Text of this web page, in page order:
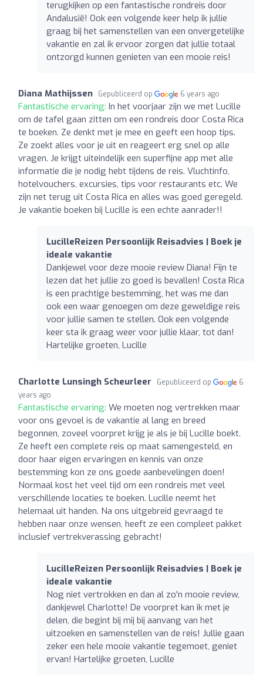
terugkijken op een fantastische rondreis door
Andalusië! Ook een volgende keer help ik jullie
graag bij het samenstellen van een onvergetelijke
vakantie en zal ik ervoor zorgen dat jullie totaal
ontzorgd kunnen genieten van een mooie reis!
Diana Mathijssen Gepubliceerd op 6 years ago
Fantastische ervaring: In het voorjaar zijn we met Lucille
om de tafel gaan zitten om een rondreis door Costa Rica
te boeken. Ze denkt met je mee en geeft een hoop tips.
Ze zoekt alles voor je uit en reageert erg snel op alle
vragen. Je krijgt uiteindelijk een superfijne app met alle
informatie die je nodig hebt tijdens de reis. Vluchtinfo,
hotelvouchers, excursies, tips voor restaurants etc. We
zijn net terug uit Costa Rica en alles was goed geregeld.
Je vakantie boeken bij Lucille is een echte aanrader!!
LucilleReizen Persoonlijk Reisadvies | Boek je
ideale vakantie
Dankjewel voor deze mooie review Diana! Fijn te
lezen dat het jullie zo goed is bevallen! Costa Rica
is een prachtige bestemming, het was me dan
ook een waar genoegen om deze geweldige reis
voor jullie samen te stellen. Ook een volgende
keer sta ik graag weer voor jullie klaar, tot dan!
Hartelijke groeten, Lucille
Charlotte Lunsingh Scheurleer Gepubliceerd op
6
years ago
Fantastische ervaring: We moeten nog vertrekken maar
voor ons gevoel is de vakantie al lang en breed
begonnen, zoveel voorpret krijg je als je bij Lucille boekt.
Ze heeft een complete reis op maat samengesteld, en
door haar eigen ervaringen en kennis van onze
bestemming kon ze ons goede aanbevelingen doen!
Normaal kost het veel tijd om een rondreis met veel
verschillende locaties te boeken. Lucille neemt het
helemaal uit handen. Na ons uitgebreid gevraagd te
hebben naar onze wensen, heeft ze een compleet pakket
inclusief vertrekverassing gebracht!
LucilleReizen Persoonlijk Reisadvies | Boek je
ideale vakantie
Nog niet vertrokken en dan al zo'n mooie review,
dankjewel Charlotte! De voorpret kan ik met je
delen, die begint bij mij bij aanvang van het
uitzoeken en samenstellen van de reis! Jullie gaan
zeker een hele mooie vakantie tegemoet, geniet
ervan! Hartelijke groeten, Lucille